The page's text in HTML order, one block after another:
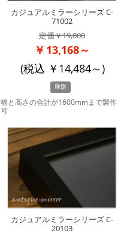
カジュアルミラーシリーズ C-
71002
19,000
13,168～
(税込
14,484～)
廃盤
幅と高さの合計が1600mmまで製作
可
カジュアルミラーシリーズ C-
20103